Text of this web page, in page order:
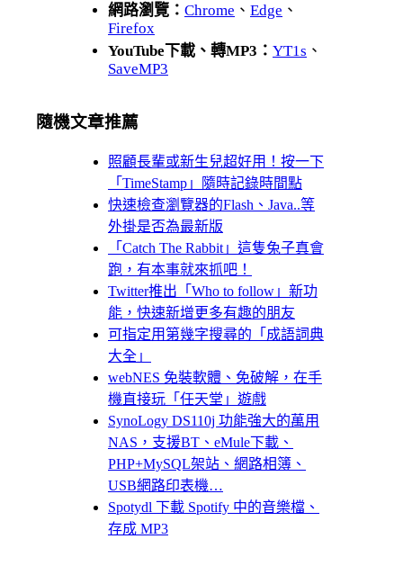
網路瀏覽： Chrome 、 Edge 、
Firefox
YouTube下載、轉MP3： YT1s 、
SaveMP3
隨機文章推薦
照顧長輩或新生兒超好用！按一下
「TimeStamp」隨時記錄時間點
快速檢查瀏覽器的Flash、Java..等
外掛是否為最新版
「Catch The Rabbit」這隻兔子真會
跑，有本事就來抓吧！
Twitter推出「Who to follow」新功
能，快速新增更多有趣的朋友
可指定用第幾字搜尋的「成語詞典
大全」
webNES 免裝軟體、免破解，在手
機直接玩「任天堂」遊戲
SynoLogy DS110j 功能強大的萬用
NAS，支援BT、eMule下載、
PHP+MySQL架站、網路相簿、
USB網路印表機…
Spotydl 下載 Spotify 中的音樂檔、
存成 MP3